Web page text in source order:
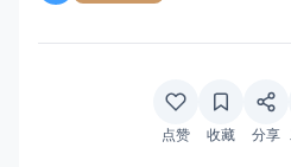
点赞 收藏 分享